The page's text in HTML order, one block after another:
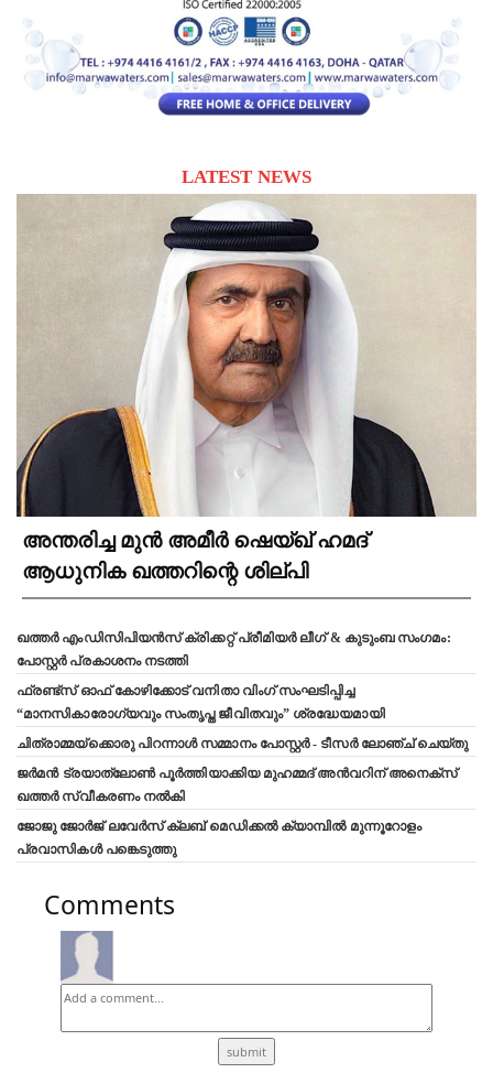
LATEST NEWS
അന്തരിച്ച മുൻ അമീർ ഷെയ്ഖ് ഹമദ്
ആധുനിക ഖത്തറിന്റെ ശില്പി
ഖത്തർ എംഡിസിപിയൻസ് ക്രിക്കറ്റ് പ്രീമിയർ ലീഗ് & കുടുംബ സംഗമം:
പോസ്റ്റർ പ്രകാശനം നടത്തി
ഫ്രണ്ട്സ് ഓഫ് കോഴിക്കോട് വനിതാ വിംഗ് സംഘടിപ്പിച്ച
“മാനസികാരോഗ്യവും സംതൃപ്ത ജീവിതവും” ശ്രദ്ധേയമായി
ചിത്രാമ്മയ്ക്കൊരു പിറന്നാൾ സമ്മാനം പോസ്റ്റർ - ടീസർ ലോഞ്ച് ചെയ്തു
ജർമൻ ട്രയാത്‌ലോൺ പൂർത്തിയാക്കിയ മുഹമ്മദ് അൻവറിന് അനെക്സ്
ഖത്തർ സ്വീകരണം നൽകി
ജോജു ജോർജ് ലവേർസ് ക്ലബ്‌ മെഡിക്കൽ ക്യാമ്പിൽ മുന്നൂറോളം
പ്രവാസികൾ പങ്കെടുത്തു
Comments